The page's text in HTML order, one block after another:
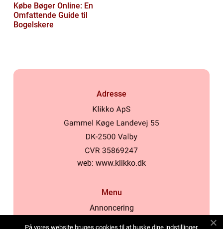
Købe Bøger Online: En
Omfattende Guide til
Bogelskere
Adresse
web: www.klikko.dk
Menu
Annoncering
På vores website bruges cookies til at huske dine indstillinger,